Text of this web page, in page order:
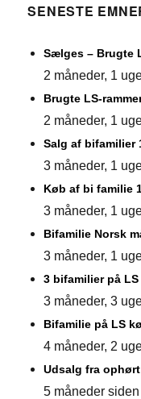
SENESTE
Sælges – Brugte
2 måneder, 1
Brugte LS-
2 måneder, 1
Salg af bifamilier
3 måneder, 1
Køb af bi familie
3 måneder, 1
Bifamilie Norsk
3 måneder, 1
3 bifamilier på
3 måneder, 3
Bifamilie på LS
4 måneder, 2
Udsalg fra
5 måneder siden